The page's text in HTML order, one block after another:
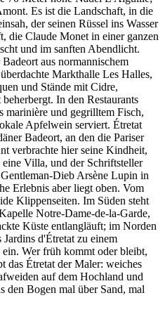
Es ist die Landschaft, in die
der seinen Rüssel ins Wasser
die Claude Monet in einer ganzen
und im sanften Abendlicht.
aus normannischem
Markthalle Les Halles,
und Stände mit Cidre,
In den Restaurants
marinière und gegrilltem Fisch,
Apfelwein serviert. Étretat
Badeort, an den die Pariser
verbrachte hier seine Kindheit,
Villa, und der Schriftsteller
Dieb Arsène Lupin in
Erlebnis aber liegt oben. Vom
Klippenseiten. Im Süden steht
Notre-Dame-de-la-Garde,
Küste entlangläuft; im Norden
d'Étretat zu einem
Wer früh kommt oder bleibt,
das Étretat der Maler: weiches
auf dem Hochland und
den Bogen mal über Sand, mal